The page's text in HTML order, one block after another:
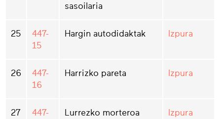
sasoilaria
25
447-
15
Hargin autodidaktak Izpura
26
447-
16
Harrizko pareta Izpura
27
447-
Lurrezko morteroa Izpura